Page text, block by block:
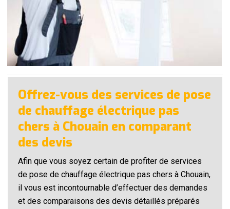
Offrez-vous des services de pose
de chauffage électrique pas
chers à Chouain en comparant
des devis
Afin que vous soyez certain de profiter de services
de pose de chauffage électrique pas chers à Chouain,
il vous est incontournable d’effectuer des demandes
et des comparaisons des devis détaillés préparés